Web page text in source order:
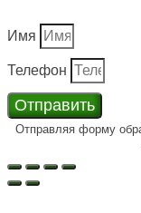
Имя
Телефон
Отправить
Отправляя форму